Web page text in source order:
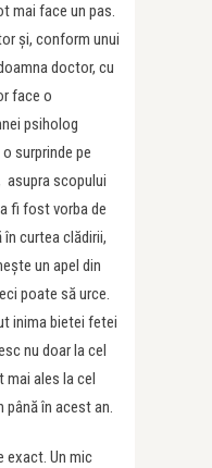
mai face un pas.
şi, conform unui
doctor, cu
face o
psiholog
surprinde pe
scopului
fi fost vorba de
curtea clădirii,
un apel din
poate să urce.
inima bietei fetei
nu doar la cel
ales la cel
până în acest an.
exact. Un mic